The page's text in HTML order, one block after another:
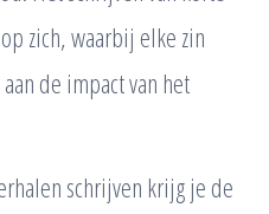
zich, waarbij elke zin
de impact van het
schrijven krijg je de